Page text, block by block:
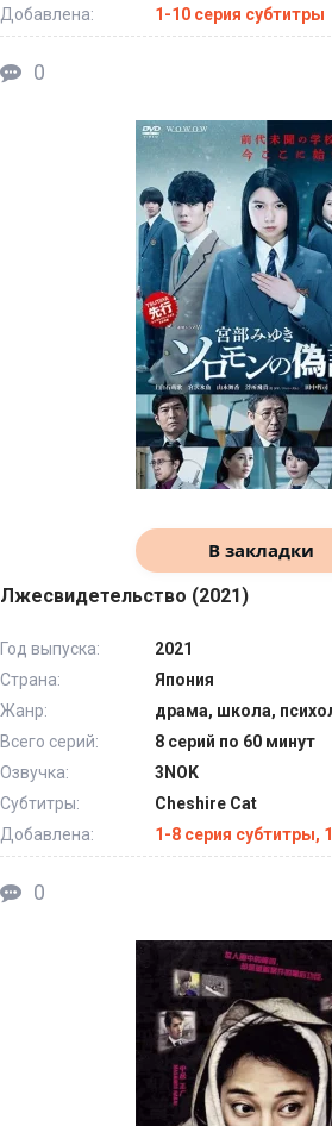
Добавлена:
1-10 серия субтитры
0
В закладки
Лжесвидетельство (2021)
Год выпуска:
2021
Страна:
Япония
Жанр:
драма, школа,
Всего серий:
8 серий по 60 минут
Озвучка:
3NOK
Субтитры:
Cheshire Cat
Добавлена:
1-8 серия субтитры,
0